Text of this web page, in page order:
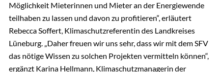
Möglichkeit Mieterinnen und Mieter an der Energiewende
teilhaben zu lassen und davon zu profitieren“, erläutert
Rebecca Soffert, Klimaschutzreferentin des Landkreises
Lüneburg. „Daher freuen wir uns sehr, dass wir mit dem SFV
das nötige Wissen zu solchen Projekten vermitteln können“,
ergänzt Karina Hellmann, Klimaschutzmanagerin der